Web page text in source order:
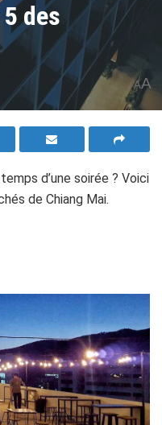
des
AA
d’une soirée ? Voici
de Chiang Mai.